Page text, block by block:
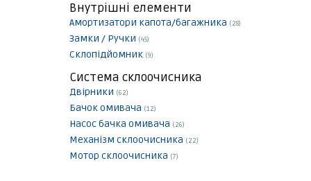
Внутрішні елементи
Амортизатори капота/багажника (28)
Замки / Ручки (45)
Склопідйомник (9)
Система склоочисника
Двірники (62)
Бачок омивача (12)
Насос бачка омивача (26)
Механізм склоочисника (22)
Мотор склоочисника (7)